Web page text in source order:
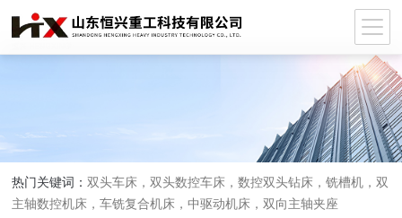
热门关键词：双头车床，双头数控车床，数控双头钻床，铣槽机，双
主轴数控机床，车铣复合机床，中驱动机床，双向主轴夹座